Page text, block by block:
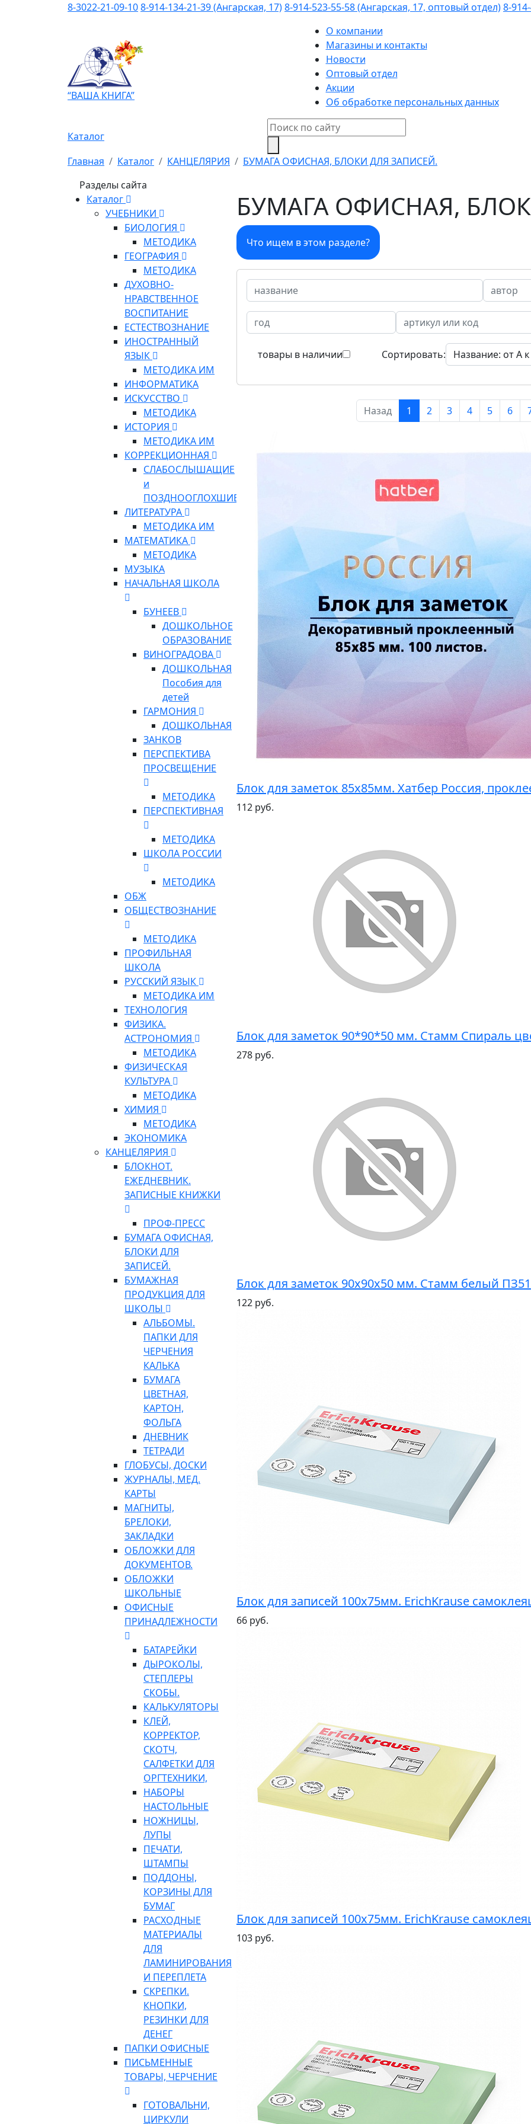
8-3022-21-09-108-914-134-21-39 (Ангарская, 17)8-914-523-55-58 (Ангарская, 17, оптовый отдел)8-
“ВАША КНИГА”
О компании
Магазины и контакты
Новости
Оптовый отдел
Акции
Об обработке персональных данных
Каталог
Главная Каталог КАНЦЕЛЯРИЯ БУМАГА ОФИСНАЯ, БЛОКИ ДЛЯ ЗАПИСЕЙ.
БУМАГА ОФИСНАЯ,
Что ищем в этом разделе?
товары в наличии Сортировать:
Назад 1 2 3 4 5 6
Блок для заметок 85х85мм. Хатбер Россия,
112 руб.
Блок для заметок 90*90*50 мм. Стамм Спираль
278 руб.
Блок для заметок 90х90х50 мм. Стамм белый ПЗ51
122 руб.
Блок для записей 100х75мм. ErichKrause
66 руб.
Блок для записей 100х75мм. ErichKrause
103 руб.
Разделы сайта
Каталог
УЧЕБНИКИ
БИОЛОГИЯ
МЕТОДИКА
ГЕОГРАФИЯ
МЕТОДИКА
ДУХОВНО-
НРАВСТВЕННОЕ
ВОСПИТАНИЕ
ЕСТЕСТВОЗНАНИЕ
ИНОСТРАННЫЙ
ЯЗЫК
МЕТОДИКА ИМ
ИНФОРМАТИКА
ИСКУССТВО
МЕТОДИКА
ИСТОРИЯ
МЕТОДИКА ИМ
КОРРЕКЦИОННАЯ
СЛАБОСЛЫШАЩИЕ
и
ПОЗДНООГЛОХШИЕ
ЛИТЕРАТУРА
МЕТОДИКА ИМ
МАТЕМАТИКА
МЕТОДИКА
МУЗЫКА
НАЧАЛЬНАЯ ШКОЛА
БУНЕЕВ
ДОШКОЛЬНОЕ
ОБРАЗОВАНИЕ
ВИНОГРАДОВА
ДОШКОЛЬНАЯ
Пособия для
детей
ГАРМОНИЯ
ДОШКОЛЬНАЯ
ЗАНКОВ
ПЕРСПЕКТИВА
ПРОСВЕЩЕНИЕ
МЕТОДИКА
ПЕРСПЕКТИВНАЯ
МЕТОДИКА
ШКОЛА РОССИИ
МЕТОДИКА
ОБЖ
ОБЩЕСТВОЗНАНИЕ
МЕТОДИКА
ПРОФИЛЬНАЯ
ШКОЛА
РУССКИЙ ЯЗЫК
МЕТОДИКА ИМ
ТЕХНОЛОГИЯ
ФИЗИКА.
АСТРОНОМИЯ
МЕТОДИКА
ФИЗИЧЕСКАЯ
КУЛЬТУРА
МЕТОДИКА
ХИМИЯ
МЕТОДИКА
ЭКОНОМИКА
КАНЦЕЛЯРИЯ
БЛОКНОТ.
ЕЖЕДНЕВНИК.
ЗАПИСНЫЕ КНИЖКИ
ПРОФ-ПРЕСС
БУМАГА ОФИСНАЯ,
БЛОКИ ДЛЯ
ЗАПИСЕЙ.
БУМАЖНАЯ
ПРОДУКЦИЯ ДЛЯ
ШКОЛЫ
АЛЬБОМЫ.
ПАПКИ ДЛЯ
ЧЕРЧЕНИЯ
КАЛЬКА
БУМАГА
ЦВЕТНАЯ,
КАРТОН,
ФОЛЬГА
ДНЕВНИК
ТЕТРАДИ
ГЛОБУСЫ, ДОСКИ
ЖУРНАЛЫ, МЕД.
КАРТЫ
МАГНИТЫ,
БРЕЛОКИ,
ЗАКЛАДКИ
ОБЛОЖКИ ДЛЯ
ДОКУМЕНТОВ.
ОБЛОЖКИ
ШКОЛЬНЫЕ
ОФИСНЫЕ
ПРИНАДЛЕЖНОСТИ
БАТАРЕЙКИ
ДЫРОКОЛЫ,
СТЕПЛЕРЫ
СКОБЫ.
КАЛЬКУЛЯТОРЫ
КЛЕЙ,
КОРРЕКТОР,
СКОТЧ,
САЛФЕТКИ ДЛЯ
ОРГТЕХНИКИ,
НАБОРЫ
НАСТОЛЬНЫЕ
НОЖНИЦЫ,
ЛУПЫ
ПЕЧАТИ,
ШТАМПЫ
ПОДДОНЫ,
КОРЗИНЫ ДЛЯ
БУМАГ
РАСХОДНЫЕ
МАТЕРИАЛЫ
ДЛЯ
ЛАМИНИРОВАНИЯ
И ПЕРЕПЛЕТА
СКРЕПКИ.
КНОПКИ,
РЕЗИНКИ ДЛЯ
ДЕНЕГ
ПАПКИ ОФИСНЫЕ
ПИСЬМЕННЫЕ
ТОВАРЫ, ЧЕРЧЕНИЕ
ГОТОВАЛЬНИ,
ЦИРКУЛИ